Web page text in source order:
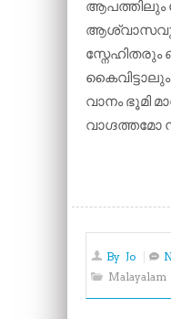
ആപത്തിലും
വാനം ഭൂമി
വാഗ്ദത്തമോ
By Jo
Malayalam